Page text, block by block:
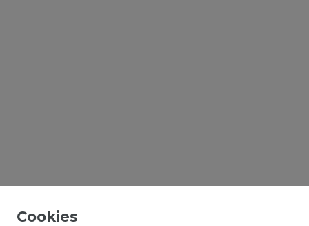
Cookies